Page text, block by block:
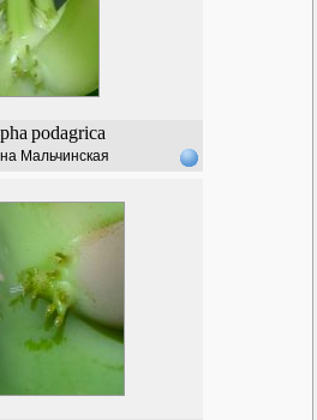
podagrica
Мальчинская